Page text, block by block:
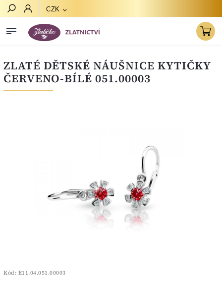
CZK
ZLATÉ DĚTSKÉ NÁUŠNICE KYTIČKY
ČERVENO-BÍLÉ 051.00003
Kód: E11.04.051.00003